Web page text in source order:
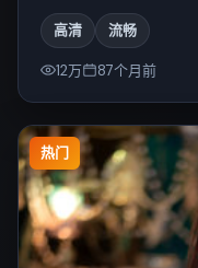
高清 流畅
12万 87个月前
热门